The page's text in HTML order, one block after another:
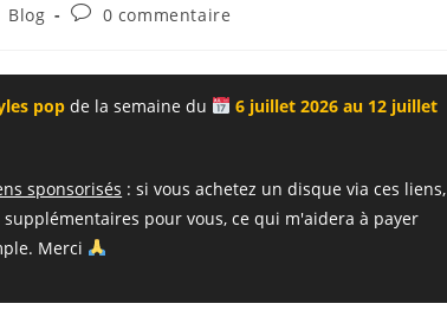
Blog
Commentaires
publication :
0 commentaire
pop de la semaine du
6 juillet 2026 au 12 juillet
sponsorisés : si vous achetez un disque via ces liens,
pour vous, ce qui m'aidera à payer
Merci